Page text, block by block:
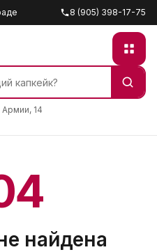
8 (905) 398-17-75
Армии, 14
найдена